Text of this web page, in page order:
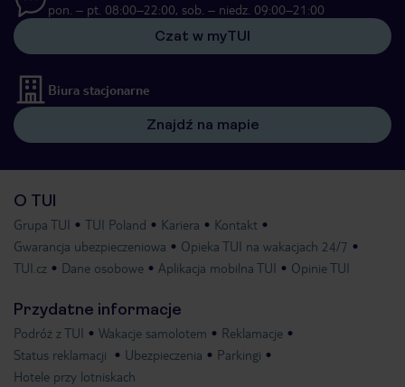
pon. – pt. 08:00–22:00, sob. – niedz. 09:00–21:00
Czat w myTUI
Biura stacjonarne
Znajdź na mapie
O TUI
Grupa TUI TUI Poland Kariera
Kontakt
Gwarancja ubezpieczeniowa
Opieka TUI na wakacjach 24/7
TUI.cz
Dane osobowe Aplikacja mobilna TUI Opinie TUI
Przydatne informacje
Podróż z TUI Wakacje samolotem
Reklamacje
Status reklamacji
Ubezpieczenia
Parkingi
Hotele przy lotniskach